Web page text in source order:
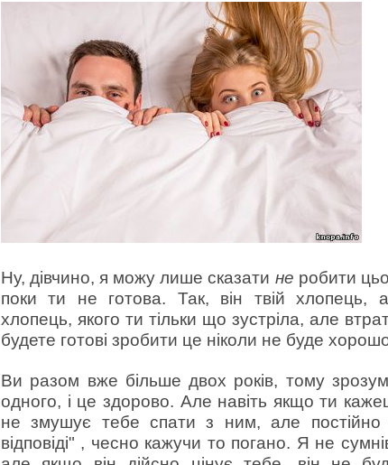
Ну, дівчино, я можу лише сказати не робити
поки ти не готова. Так, він твій хлопець,
хлопець, якого ти тільки що зустріла, але
будете готові зробити це ніколи не буде
Ви разом вже більше двох років, тому
одного, і це здорово. Але навіть якщо ти
не змушує тебе спати з ним, але постійно
відповіді" , чесно кажучи то погано. Я не